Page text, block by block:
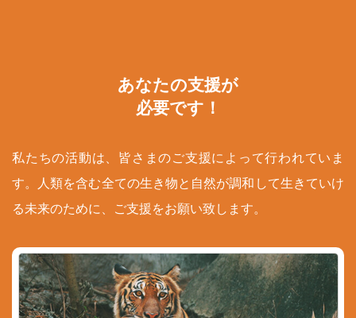
あなたの支援が
必要です！
私たちの活動は、皆さまのご支援によって行われていま
す。人類を含む全ての生き物と自然が調和して生きていけ
る未来のために、ご支援をお願い致します。